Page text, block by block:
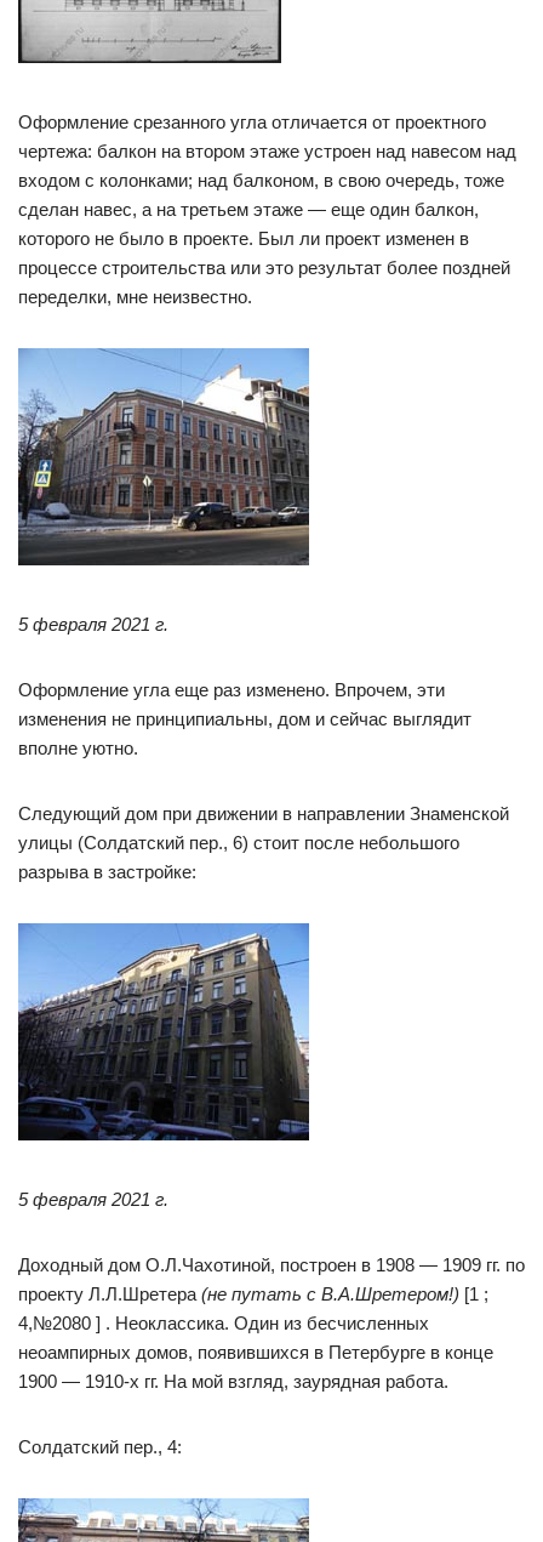
Оформление срезанного угла отличается от проектного
чертежа: балкон на втором этаже устроен над навесом над
входом с колонками; над балконом, в свою очередь, тоже
сделан навес, а на третьем этаже — еще один балкон,
которого не было в проекте. Был ли проект изменен в
процессе строительства или это результат более поздней
переделки, мне неизвестно.
5 февраля 2021 г.
Оформление угла еще раз изменено. Впрочем, эти
изменения не принципиальны, дом и сейчас выглядит
вполне уютно.
Следующий дом при движении в направлении Знаменской
улицы (Солдатский пер., 6) стоит после небольшого
разрыва в застройке:
5 февраля 2021 г.
Доходный дом О.Л.Чахотиной, построен в 1908 — 1909 гг. по
проекту Л.Л.Шретера (не путать с В.А.Шретером!) [1 ;
4,№2080 ] . Неоклассика. Один из бесчисленных
неоампирных домов, появившихся в Петербурге в конце
1900 — 1910-х гг. На мой взгляд, заурядная работа.
Солдатский пер., 4: